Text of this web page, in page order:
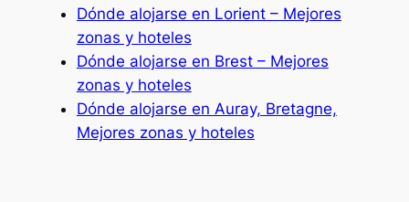
Dónde alojarse en Lorient – Mejores
zonas y hoteles
Dónde alojarse en Brest – Mejores
zonas y hoteles
Dónde alojarse en Auray, Bretagne,
Mejores zonas y hoteles